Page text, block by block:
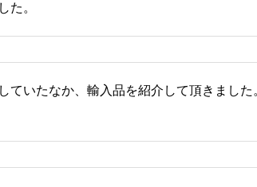
た。
ていたなか、輸入品を紹介して頂きました